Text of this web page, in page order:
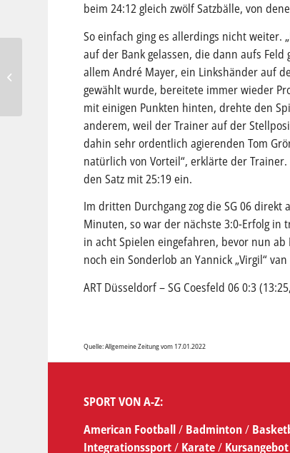
beim 24:12 gleich zwölf Satzbälle, von
So einfach ging es allerdings nicht weiter.
auf der Bank gelassen, die dann aufs Feld
allem André Mayer, ein Linkshänder auf
gewählt wurde, bereitete immer wieder
mit einigen Punkten hinten, drehte den
anderem, weil der Trainer auf der
dahin sehr ordentlich agierenden Tom
natürlich von Vorteil“, erklärte der
den Satz mit 25:19 ein.
Im dritten Durchgang zog die SG 06
Minuten, so war der nächste 3:0-Erfolg in
in acht Spielen eingefahren, bevor nun
noch ein Sonderlob an Yannick „Virgil“
ART Düsseldorf – SG Coesfeld 06 0:3
Quelle: Allgemeine Zeitung vom 17.01.2022
SPORT VON A-Z:
American Football/ Badminton/
Integrationssport/ Karate/ Kursangebot
Bis zum Abpfiff hungrig